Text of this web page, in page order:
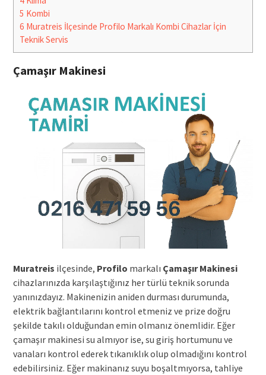
5 Kombi
6 Muratreis İlçesinde Profilo Markalı Kombi Cihazlar İçin
Teknik Servis
Çamaşır Makinesi
Muratreis ilçesinde, Profilo markalı Çamaşır Makinesi
cihazlarınızda karşılaştığınız her türlü teknik sorunda
yanınızdayız. Makinenizin aniden durması durumunda,
elektrik bağlantılarını kontrol etmeniz ve prize doğru
şekilde takılı olduğundan emin olmanız önemlidir. Eğer
çamaşır makinesi su almıyor ise, su giriş hortumunu ve
vanaları kontrol ederek tıkanıklık olup olmadığını kontrol
edebilirsiniz. Eğer makinanız suyu boşaltmıyorsa, tahliye